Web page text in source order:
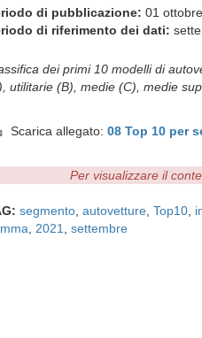
di pubblicazione: 01
di riferimento dei dati:
dei primi 10 modelli di
utilitarie (B), medie (C), medie
Scarica allegato: 08 Top 10 per
Per visualizzare il
segmento autovetture Top10
2021 settembre